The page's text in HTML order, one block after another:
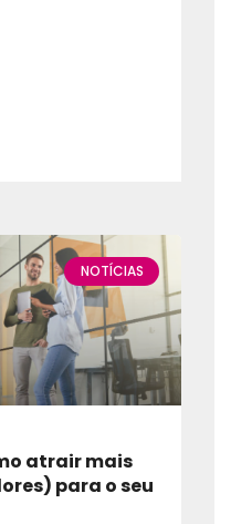
NOTÍCIAS
atrair mais
para o seu